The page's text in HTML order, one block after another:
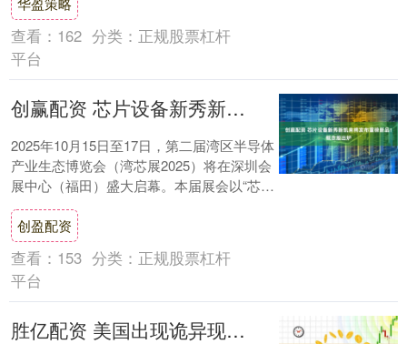
查看： 162 分类： 正规股票杠杆
平台
创赢配资 芯片设备新秀新凯来将发布重磅新品！概念股出炉
2025年10月15日至17日，第二届湾区半导体
产业生态博览会（湾芯展2025）将在深圳会
展中心（福田）盛大启幕。本届展会以“芯启
未来，智创生态”为主题，汇聚6....
创盈配资
查看： 153 分类： 正规股票杠杆
平台
胜亿配资 美国出现诡异现象：就业市场降温，美股却屡创新高